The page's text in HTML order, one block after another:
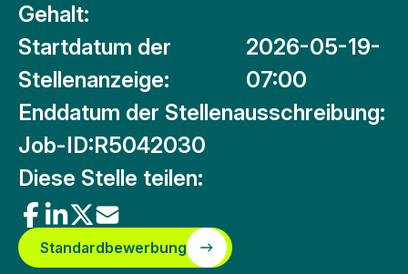
Gehalt:
Startdatum der
Stellenanzeige:
2026-05-19-
07:00
Enddatum der Stellenausschreibung:
Job-ID:R5042030
Diese Stelle teilen:
Standardbewerbung